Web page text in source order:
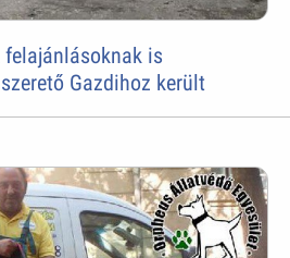
felajánlásoknak is
Gazdihoz került